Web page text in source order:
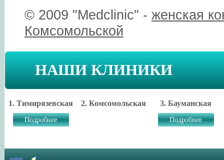
© 2009 "Medclinic" - женская
Комсомольской
НАШИ КЛИНИКИ
1. Тимирязевская 2. Комсомольская 3. Бауманская
Подробнее Подробнее